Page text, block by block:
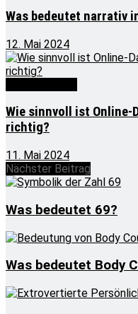
Was bedeutet narrativ
12. Mai 2024
Wie sinnvoll ist Online-
richtig?
11. Mai 2024
Nächster Beitrag
Was bedeutet 69?
Was bedeutet Body